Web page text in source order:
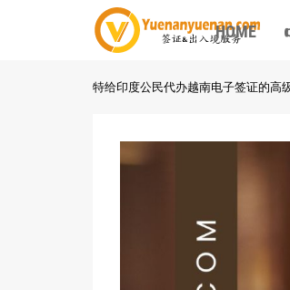
HOME
特给印度公民代办越南电子签证的高